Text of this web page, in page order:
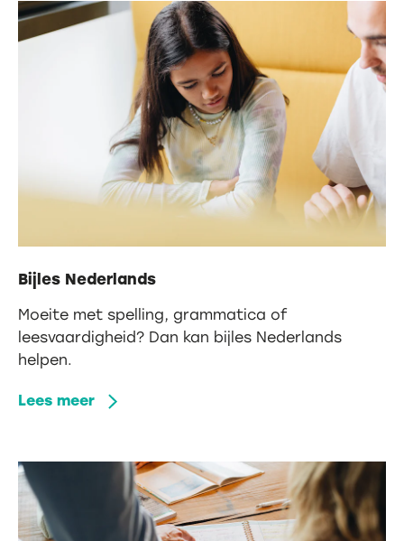
Bijles Nederlands
Moeite met spelling, grammatica of
leesvaardigheid? Dan kan bijles Nederlands
helpen.
Lees meer